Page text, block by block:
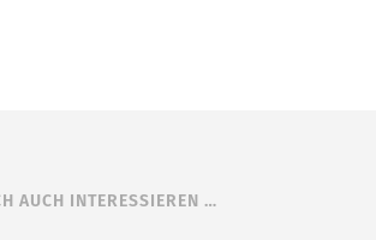
AUCH INTERESSIEREN …